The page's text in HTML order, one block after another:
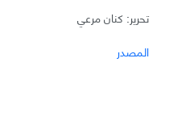
تحرير: كنان مرعي
المصدر